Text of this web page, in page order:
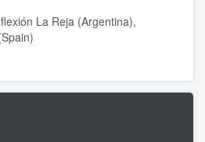
La Reja (Argentina),